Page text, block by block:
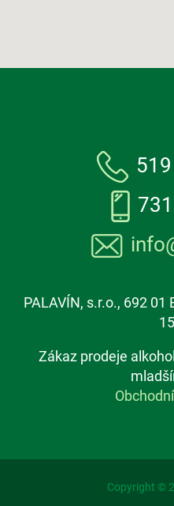
PALAVÍN, s.r.o., 692
Zákaz prodeje
Copyright ©